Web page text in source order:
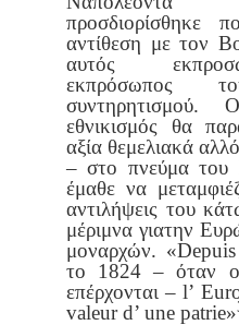
προσδιορίσθηκε
αντίθεση με τον
αυτός
εκπρόσωπος
συντηρητισμού.
εθνικισμός θα
αξία θεμελιακά
– στο πνεύμα του
έμαθε να
αντιλήψεις του
μέριμνα γιατην
μοναρχών.
το 1824 – όταν
επέρχονται – l’
valeur d’ une patrie»